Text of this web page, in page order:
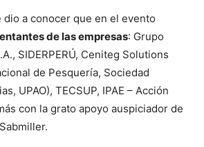
dio a conocer que en el evento
de las empresas: Grupo
SIDERPERÚ, Ceniteg Solutions
de Pesquería, Sociedad
UPAO), TECSUP, IPAE – Acción
con la grato apoyo auspiciador de